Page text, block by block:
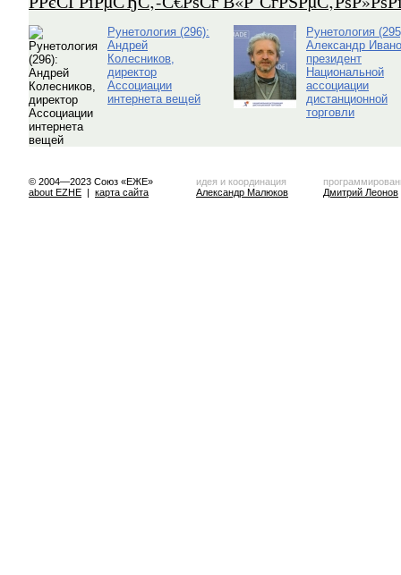
Рунетология (296):
Андрей
Колесников,
директор
Ассоциации
интернета вещей
Рунетология
Александр
президент
Национальной
ассоциации
дистанционной
торговли
© 2004—2023 Союз «ЕЖЕ»
about EZHE | карта сайта
идея и координация
Александр Малюков
Дмитрий Леонов